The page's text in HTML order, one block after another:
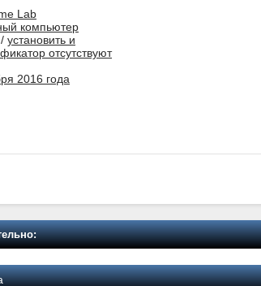
Lab
компьютер
/ установить и
отсутствуют
2016 года